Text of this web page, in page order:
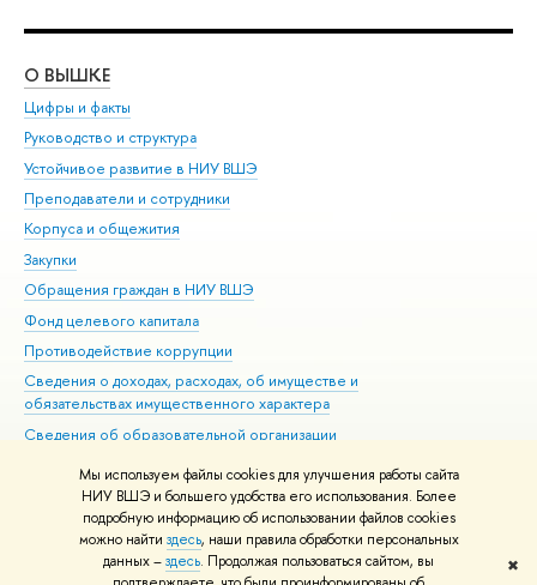
Мы используем файлы cookies для улучшения работы сайта
НИУ ВШЭ и большего удобства его использования. Более
подробную информацию об использовании файлов cookies
можно найти здесь, наши правила обработки персональных
данных –здесь. Продолжая пользоваться сайтом, вы
✖
О ВЫШКЕ
Цифры и факты
Руководство и структура
Устойчивое развитие в НИУ ВШЭ
Преподаватели и сотрудники
Корпуса и общежития
Закупки
Обращения граждан в НИУ ВШЭ
Фонд целевого капитала
Противодействие коррупции
Сведения о доходах, расходах, об имуществе и
обязательствах имущественного характера
Сведения об образовательной организации
Людям с ограниченными возможностями здоровья
Единая платежная страница
Работа в Вышке